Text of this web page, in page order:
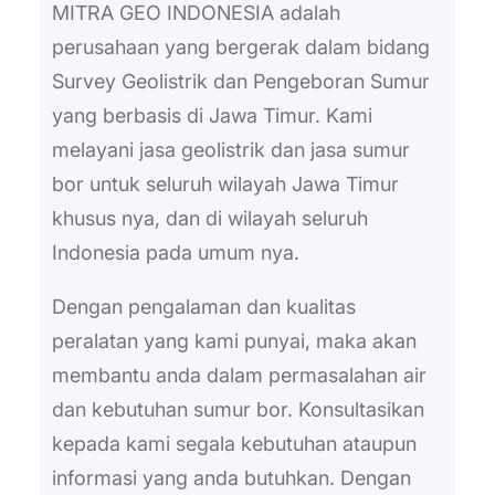
MITRA GEO INDONESIA adalah
perusahaan yang bergerak dalam bidang
Survey Geolistrik dan Pengeboran Sumur
yang berbasis di Jawa Timur. Kami
melayani jasa geolistrik dan jasa sumur
bor untuk seluruh wilayah Jawa Timur
khusus nya, dan di wilayah seluruh
Indonesia pada umum nya.
Dengan pengalaman dan kualitas
peralatan yang kami punyai, maka akan
membantu anda dalam permasalahan air
dan kebutuhan sumur bor. Konsultasikan
kepada kami segala kebutuhan ataupun
informasi yang anda butuhkan. Dengan